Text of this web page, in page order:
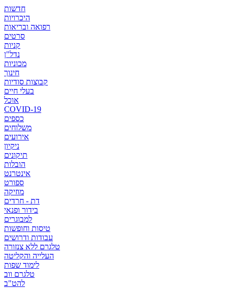
חדשות
היכרויות
רפואה ובריאות
סרטים
קניות
נדל"ן
מכוניות
חינוך
קבוצות סודיות
בעלי חיים
אוכל
COVID-19
כספים
משלוחים
אירועים
ניקיון
תיקונים
הובלות
אינטרנט
ספורט
מוזיקה
דת - חרדים
בידור ופנאי
למבוגרים
טיסות וחופשות
עבודות ודרושים
טלגרם ללא צנזורה
העלייה והקליטה
לימוד שפות
טלגרם ווב
להט"ב